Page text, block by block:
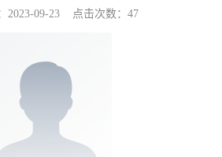
2023-09-23 点击次数： 47